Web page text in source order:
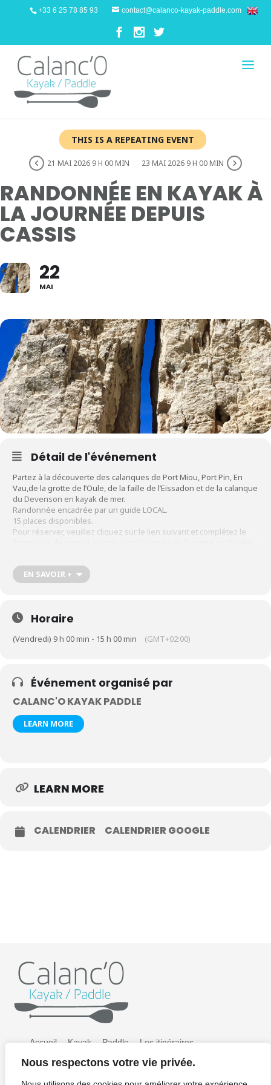
Nous respectons votre vie privée.
+33 6 25 78 85 93 contact@calanco-kayak-paddle.com
THIS IS A REPEATING EVENT
21 MAI 2026 9 H 00 MIN 23 MAI 2026 9 H 00 MIN
RANDONNÉE EN KAYAK À
LA JOURNÉE DEPUIS
CASSIS
22
MAI
Détail de l'événement
Partez à la découverte des calanques de Port Miou, Port Pin, En
Vau,de la grotte de l’Oule, de la faille de l’Eissadon et de la calanque
du Devenson en kayak de mer.
Randonnée encadrée par un guide LOCAL.
15 places disponibles.
Pour réserver, veuillez cliquez sur le lien suivant et complétez le
paddle.com/contact-kayak-paddle-cassis-calanques
EN SAVOIR +
Horaire
(Vendredi) 9 h 00 min - 15 h 00 min (GMT+02:00)
Événement organisé par
CALANC'O KAYAK PADDLE
LEARN MORE
LEARN MORE
CALENDRIER CALENDRIER GOOGLE
Accueil Kayak Paddle Les itinéraires
Préparer sa sortie Tarifs Galerie photos